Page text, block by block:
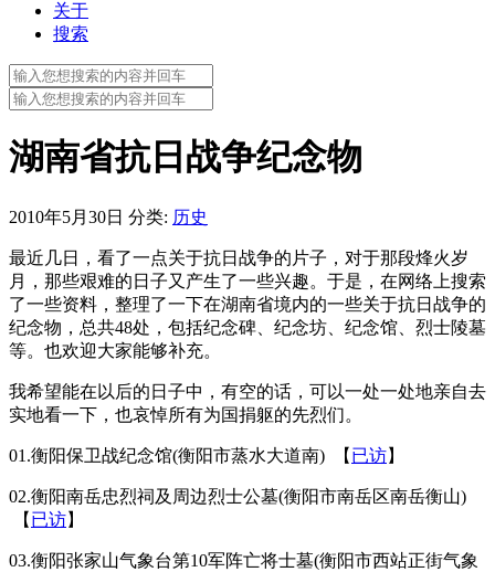
关于
搜索
Search
for:
Search
for:
湖南省抗日战争纪念物
2010年5月30日 分类: 历史
最近几日，看了一点关于抗日战争的片子，对于那段烽火岁
月，那些艰难的日子又产生了一些兴趣。于是，在网络上搜索
了一些资料，整理了一下在湖南省境内的一些关于抗日战争的
纪念物，总共48处，包括纪念碑、纪念坊、纪念馆、烈士陵墓
等。也欢迎大家能够补充。
我希望能在以后的日子中，有空的话，可以一处一处地亲自去
实地看一下，也哀悼所有为国捐躯的先烈们。
01.衡阳保卫战纪念馆(衡阳市蒸水大道南) 【 已访】
02.衡阳南岳忠烈祠及周边烈士公墓(衡阳市南岳区南岳衡山)
【 已访】
03.衡阳张家山气象台第10军阵亡将士墓(衡阳市西站正街气象